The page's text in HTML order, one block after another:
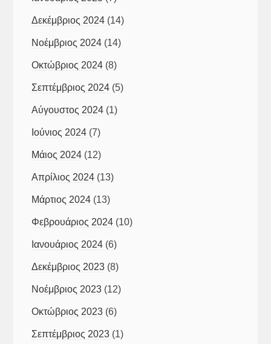
Δεκέμβριος 2024 (14)
Νοέμβριος 2024 (14)
Οκτώβριος 2024 (8)
Σεπτέμβριος 2024 (5)
Αύγουστος 2024 (1)
Ιούνιος 2024 (7)
Μάιος 2024 (12)
Απρίλιος 2024 (13)
Μάρτιος 2024 (13)
Φεβρουάριος 2024 (10)
Ιανουάριος 2024 (6)
Δεκέμβριος 2023 (8)
Νοέμβριος 2023 (12)
Οκτώβριος 2023 (6)
Σεπτέμβριος 2023 (1)